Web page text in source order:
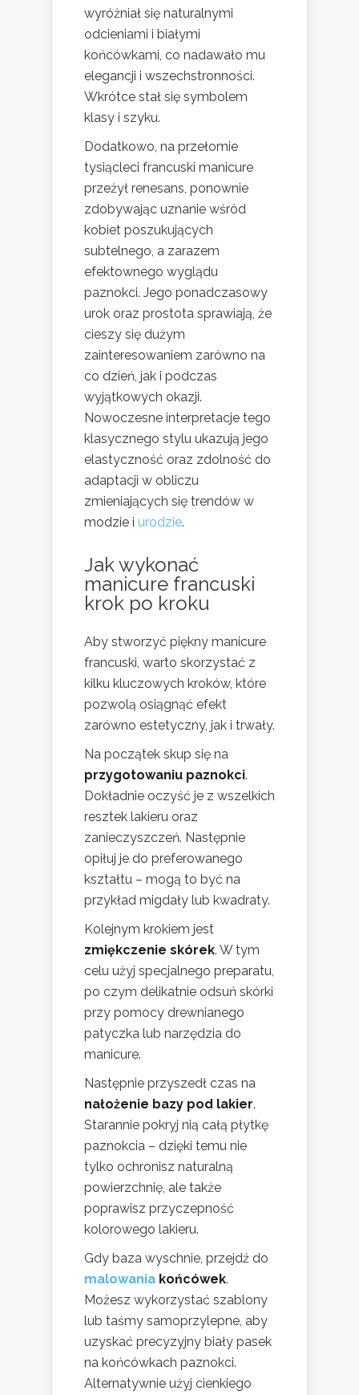
wyróżniał się naturalnymi
odcieniami i białymi
końcówkami, co nadawało mu
elegancji i wszechstronności.
Wkrótce stał się symbolem
klasy i szyku.
Dodatkowo, na przełomie
tysiącleci francuski manicure
przeżył renesans, ponownie
zdobywając uznanie wśród
kobiet poszukujących
subtelnego, a zarazem
efektownego wyglądu
paznokci. Jego ponadczasowy
urok oraz prostota sprawiają, że
cieszy się dużym
zainteresowaniem zarówno na
co dzień, jak i podczas
wyjątkowych okazji.
Nowoczesne interpretacje tego
klasycznego stylu ukazują jego
elastyczność oraz zdolność do
adaptacji w obliczu
zmieniających się trendów w
modzie i urodzie.
Jak wykonać
manicure francuski
krok po kroku
Aby stworzyć piękny manicure
francuski, warto skorzystać z
kilku kluczowych kroków, które
pozwolą osiągnąć efekt
zarówno estetyczny, jak i trwały.
Na początek skup się na
przygotowaniu paznokci.
Dokładnie oczyść je z wszelkich
resztek lakieru oraz
zanieczyszczeń. Następnie
opiłuj je do preferowanego
kształtu – mogą to być na
przykład migdały lub kwadraty.
Kolejnym krokiem jest
zmiękczenie skórek. W tym
celu użyj specjalnego preparatu,
po czym delikatnie odsuń skórki
przy pomocy drewnianego
patyczka lub narzędzia do
manicure.
Następnie przyszedł czas na
nałożenie bazy pod lakier.
Starannie pokryj nią całą płytkę
paznokcia – dzięki temu nie
tylko ochronisz naturalną
powierzchnię, ale także
poprawisz przyczepność
kolorowego lakieru.
Gdy baza wyschnie, przejdź do
malowania końcówek.
Możesz wykorzystać szablony
lub taśmy samoprzylepne, aby
uzyskać precyzyjny biały pasek
na końcówkach paznokci.
Alternatywnie użyj cienkiego